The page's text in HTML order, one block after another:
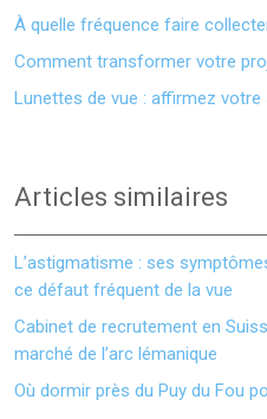
À quelle fréquence faire
Comment transformer votre
Lunettes de vue : affirmez votre
Articles similaires
L’astigmatisme : ses
ce défaut fréquent de la vue
Cabinet de recrutement en
marché de l’arc lémanique
Où dormir près du Puy du Fou